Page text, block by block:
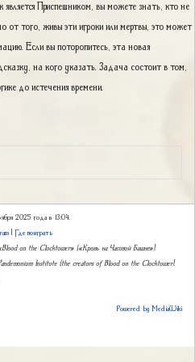
Приспешником, вы можете знать, кто не
от того, живы эти игроки или мертвы, это может
Если вы поторопитесь, эта новая
на кого указать. Задача состоит в том,
до истечения времени.
2025 года в 13:04.
| Где поиграть
on the Clocktower» («Кровь на Часовой Башне»).
Institute (the creators of Blood on the Clocktower).
Powered by MediaWiki